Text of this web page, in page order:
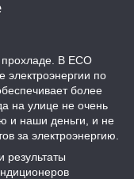
В ECO
по
более
на улице не очень
и наши деньги, и не
за электроэнергию.